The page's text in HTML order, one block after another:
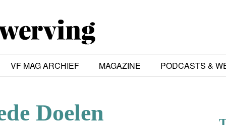
VF MAG ARCHIEF MAGAZINE PODCASTS &
Doelen